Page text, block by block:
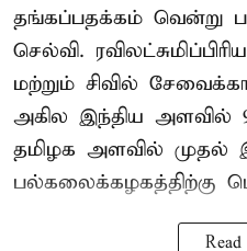
தங்கப்பதக்கம் வென்று
செல்வி.
மற்றும் சிவில்
அகில இந்திய அளவில்
தமிழக அளவில் முதல்
பல்கலைக்கழகத்திற்கு